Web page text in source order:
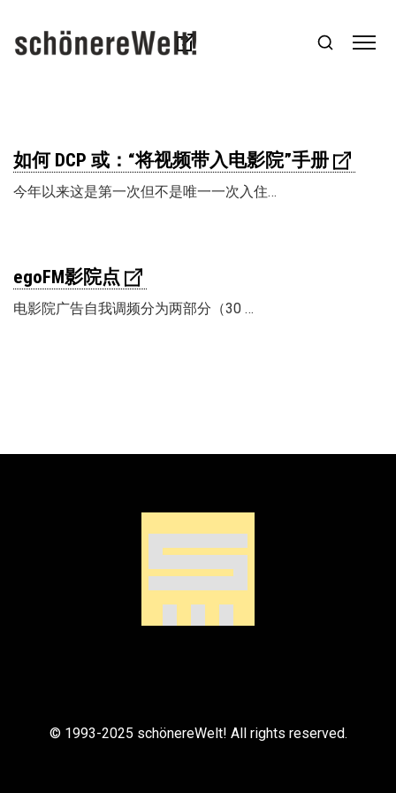
如何 DCP 或：“将视频带入电影院”手册
今年以来这是第一次但不是唯一一次入住…
egoFM影院点
电影院广告自我调频分为两部分（30 …
© 1993-2025 schönereWelt! All rights reserved.